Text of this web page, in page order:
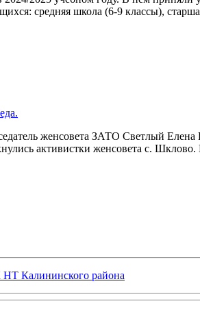
средняя школа (6-9 классы),
женсовета ЗАТО Светлый
активистки женсовета с.